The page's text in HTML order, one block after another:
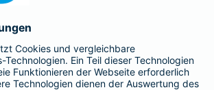
ist Teil der BarmeniaGothaer
BELIEBTE SEITEN
Zusatzversicherung